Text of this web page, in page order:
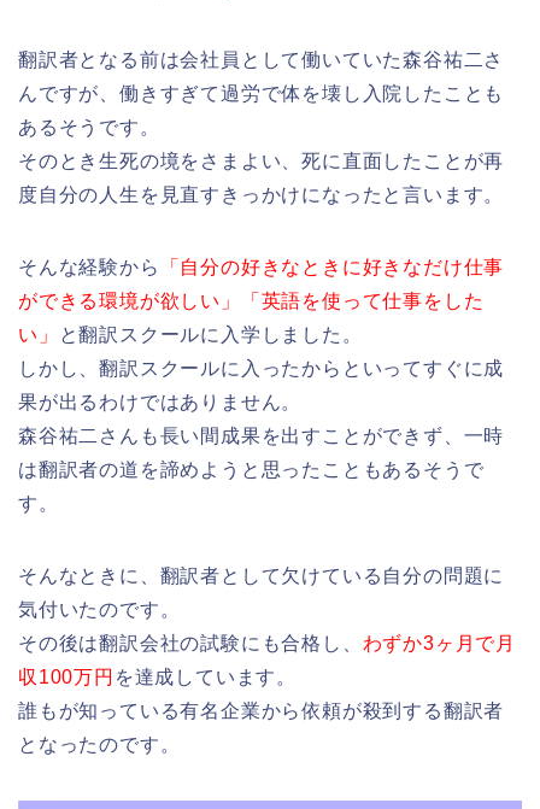
翻訳者となる前は会社員として働いていた森谷祐二さ
んですが、働きすぎて過労で体を壊し入院したことも
あるそうです。
そのとき生死の境をさまよい、死に直面したことが再
度自分の人生を見直すきっかけになったと言います。
そんな経験から
「自分の好きなときに好きなだけ仕事
ができる環境が欲しい」「英語を使って仕事をした
い」
と翻訳スクールに入学しました。
しかし、翻訳スクールに入ったからといってすぐに成
果が出るわけではありません。
森谷祐二さんも長い間成果を出すことができず、一時
は翻訳者の道を諦めようと思ったこともあるそうで
す。
そんなときに、翻訳者として欠けている自分の問題に
気付いたのです。
その後は翻訳会社の試験にも合格し、 わずか3ヶ月で月
収100万円 を達成しています。
誰もが知っている有名企業から依頼が殺到する翻訳者
となったのです。